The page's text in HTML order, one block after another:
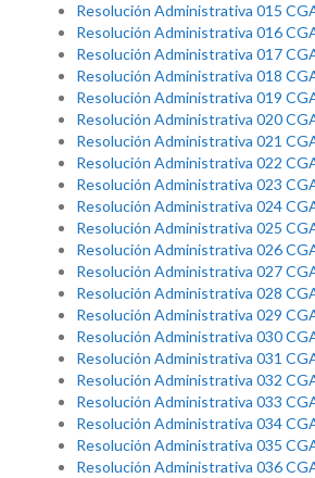
Resolución Administrativa 015
Resolución Administrativa 016
Resolución Administrativa 017
Resolución Administrativa 018
Resolución Administrativa 019
Resolución Administrativa 020
Resolución Administrativa 021
Resolución Administrativa 022
Resolución Administrativa 023
Resolución Administrativa 024
Resolución Administrativa 025
Resolución Administrativa 026
Resolución Administrativa 027
Resolución Administrativa 028
Resolución Administrativa 029
Resolución Administrativa 030
Resolución Administrativa 031
Resolución Administrativa 032
Resolución Administrativa 033
Resolución Administrativa 034
Resolución Administrativa 035
Resolución Administrativa 036